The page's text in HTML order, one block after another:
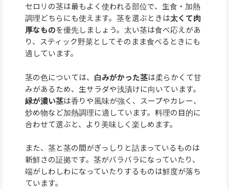
セロリの茎は最もよく使われる部位で、生食・加熱
調理どちらにも使えます。茎を選ぶときは太くて肉
厚なものを優先しましょう。太い茎は食べ応えがあ
り、スティック野菜としてそのまま食べるときにも
適しています。
茎の色については、 白みがかった茎は柔らかくて甘
みがあるため、生サラダや浅漬けに向いています。
緑が濃い茎は香りや風味が強く、スープやカレー、
炒め物など加熱調理に適しています。料理の目的に
合わせて選ぶと、より美味しく楽しめます。
また、茎と茎の間がぎっしりと詰まっているものは
新鮮さの証拠です。茎がバラバラになっていたり、
端がしわしわになっていたりするものは鮮度が落ち
ています。